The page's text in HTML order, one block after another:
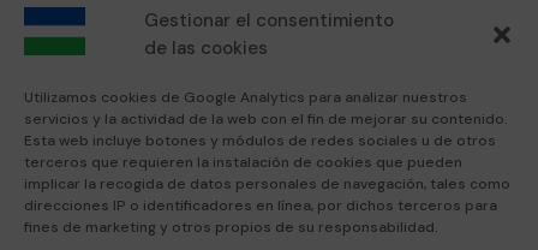
Gestionar el consentimiento
de las cookies
Utilizamos cookies de Google Analytics para analizar nuestros
servicios y la actividad de la web con el fin de mejorar su contenido.
Esta web incluye botones y módulos de redes sociales u de otros
terceros que requieren la instalación de cookies que pueden
implicar la recogida de datos personales de navegación, tales como
direcciones IP o identificadores en línea, por dichos terceros para
fines de marketing y otros propios de su responsabilidad.
Llámanos al:
871 80 51 12
Visítanos en:
Esment Escola Professional
Esment Inca